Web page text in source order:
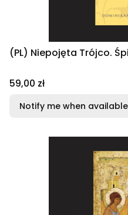
(PL) Niepojęta Trójco.
Price
59,00 zł
Notify me when available